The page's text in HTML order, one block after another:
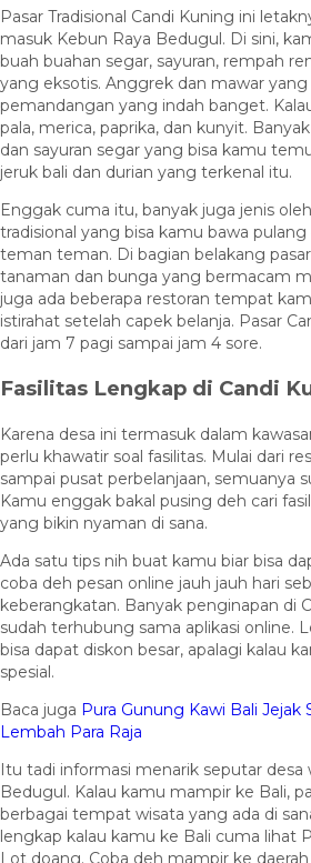
Pasar Tradisional Candi Kuning ini
masuk Kebun Raya Bedugul. Di sini,
buah buahan segar, sayuran, rempah
yang eksotis. Anggrek dan mawar
pemandangan yang indah banget.
pala, merica, paprika, dan kunyit.
dan sayuran segar yang bisa kamu
jeruk bali dan durian yang terkenal itu.
Enggak cuma itu, banyak juga jenis
tradisional yang bisa kamu bawa
teman teman. Di bagian belakang
tanaman dan bunga yang bermacam
juga ada beberapa restoran tempat
istirahat setelah capek belanja. Pasar
dari jam 7 pagi sampai jam 4 sore.
Fasilitas Lengkap di Candi
Karena desa ini termasuk dalam
perlu khawatir soal fasilitas. Mulai dari
sampai pusat perbelanjaan, semuanya
Kamu enggak bakal pusing deh cari
yang bikin nyaman di sana.
Ada satu tips nih buat kamu biar bisa
coba deh pesan online jauh jauh hari
keberangkatan. Banyak penginapan di
sudah terhubung sama aplikasi online.
bisa dapat diskon besar, apalagi kalau
spesial.
Baca juga Pura Gunung Kawi Bali Jejak
Lembah Para Raja
Itu tadi informasi menarik seputar desa
Bedugul. Kalau kamu mampir ke Bali,
berbagai tempat wisata yang ada di
lengkap kalau kamu ke Bali cuma lihat
Lot doang. Coba deh mampir ke